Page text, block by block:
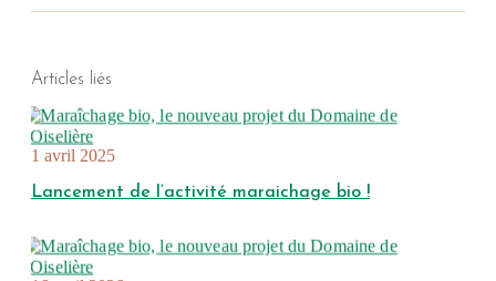
Articles liés
1 avril 2025
Lancement de l’activité maraichage bio !